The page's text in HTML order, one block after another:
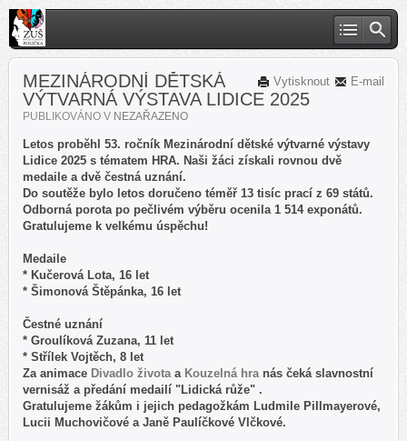
E-mail
Vytisknout
MEZINÁRODNÍ DĚTSKÁ
VÝTVARNÁ VÝSTAVA LIDICE 2025
PUBLIKOVÁNO V NEZAŘAZENO
Letos proběhl 53. ročník Mezinárodní dětské výtvarné výstavy
Lidice 2025 s tématem HRA. Naši žáci získali rovnou dvě
medaile a dvě čestná uznání.
Do soutěže bylo letos doručeno téměř 13 tisíc prací z 69 států.
Odborná porota po pečlivém výběru ocenila 1 514 exponátů.
Gratulujeme k velkému úspěchu!
Medaile
* Kučerová Lota, 16 let
* Šimonová Štěpánka, 16 let
Čestné uznání
* Groulíková Zuzana, 11 let
* Střílek Vojtěch, 8 let
Za animace Divadlo životaa Kouzelná hranás čeká slavnostní
vernisáž a předání medailí "Lidická růže" .
Gratulujeme žákům i jejich pedagožkám Ludmile Pillmayerové,
Lucii Muchovičové a Janě Paulíčkové Vlčkové.